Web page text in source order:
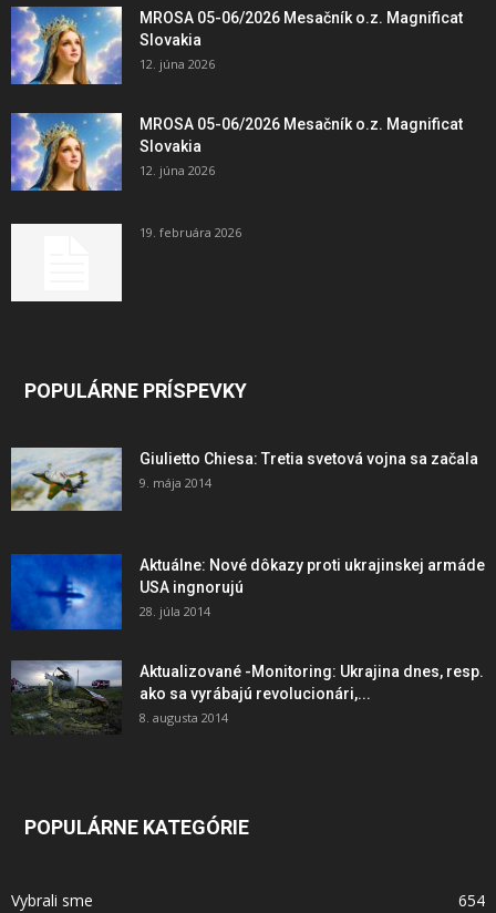
MROSA 05-06/2026 Mesačník o.z. Magnificat
Slovakia
12. júna 2026
MROSA 05-06/2026 Mesačník o.z. Magnificat
Slovakia
12. júna 2026
19. februára 2026
POPULÁRNE PRÍSPEVKY
Giulietto Chiesa: Tretia svetová vojna sa začala
9. mája 2014
Aktuálne: Nové dôkazy proti ukrajinskej armáde
USA ingnorujú
28. júla 2014
Aktualizované -Monitoring: Ukrajina dnes, resp.
ako sa vyrábajú revolucionári,...
8. augusta 2014
POPULÁRNE KATEGÓRIE
Vybrali sme
654